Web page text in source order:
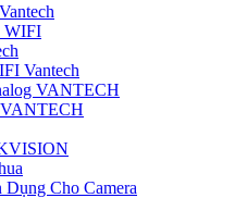
WIFI
Vantech
VANTECH
Cho Camera